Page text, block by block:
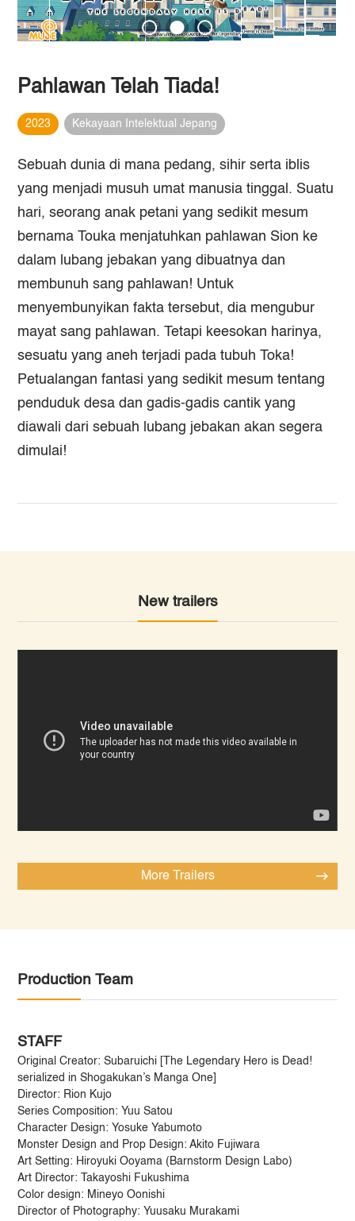
Pahlawan Telah Tiada!
2023 Kekayaan Intelektual Jepang
Sebuah dunia di mana pedang, sihir serta iblis
yang menjadi musuh umat manusia tinggal. Suatu
hari, seorang anak petani yang sedikit mesum
bernama Touka menjatuhkan pahlawan Sion ke
dalam lubang jebakan yang dibuatnya dan
membunuh sang pahlawan! Untuk
menyembunyikan fakta tersebut, dia mengubur
mayat sang pahlawan. Tetapi keesokan harinya,
sesuatu yang aneh terjadi pada tubuh Toka!
Petualangan fantasi yang sedikit mesum tentang
penduduk desa dan gadis-gadis cantik yang
diawali dari sebuah lubang jebakan akan segera
dimulai!
New trailers
More Trailers
Production Team
STAFF
Original Creator: Subaruichi [The Legendary Hero is Dead!
serialized in Shogakukan’s Manga One]
Director: Rion Kujo
Series Composition: Yuu Satou
Character Design: Yosuke Yabumoto
Monster Design and Prop Design: Akito Fujiwara
Art Setting: Hiroyuki Ooyama (Barnstorm Design Labo)
Art Director: Takayoshi Fukushima
Color design: Mineyo Oonishi
Director of Photography: Yuusaku Murakami